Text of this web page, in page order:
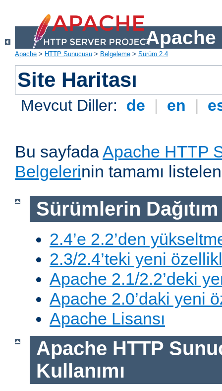
Apache
Apache > HTTP Sunucusu > Belgeleme > Sürüm 2.4
Site Haritası
Mevcut Diller: de | en |
Bu sayfadaApache HTTP
Belgelerinin tamamı
Sürümlerin
2.4’e 2.2’den
2.3/2.4’teki yeni
Apache 2.1/2.2’deki
Apache 2.0’daki yeni
Apache Lisansı
Apache HTTP
Kullanımı